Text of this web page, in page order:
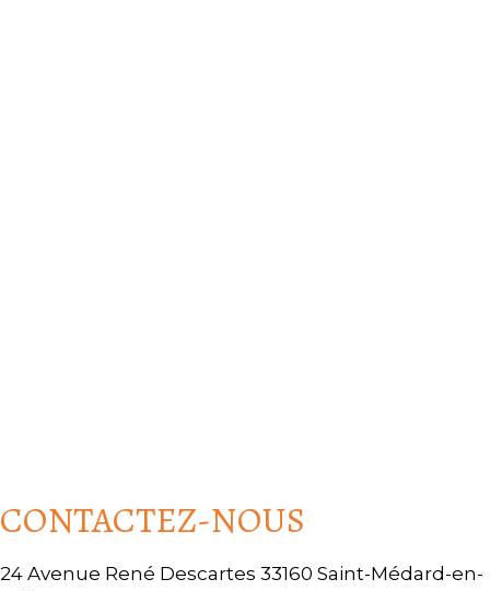
CONTACTEZ-NOUS
24 Avenue René Descartes 33160 Saint-Médard-en-